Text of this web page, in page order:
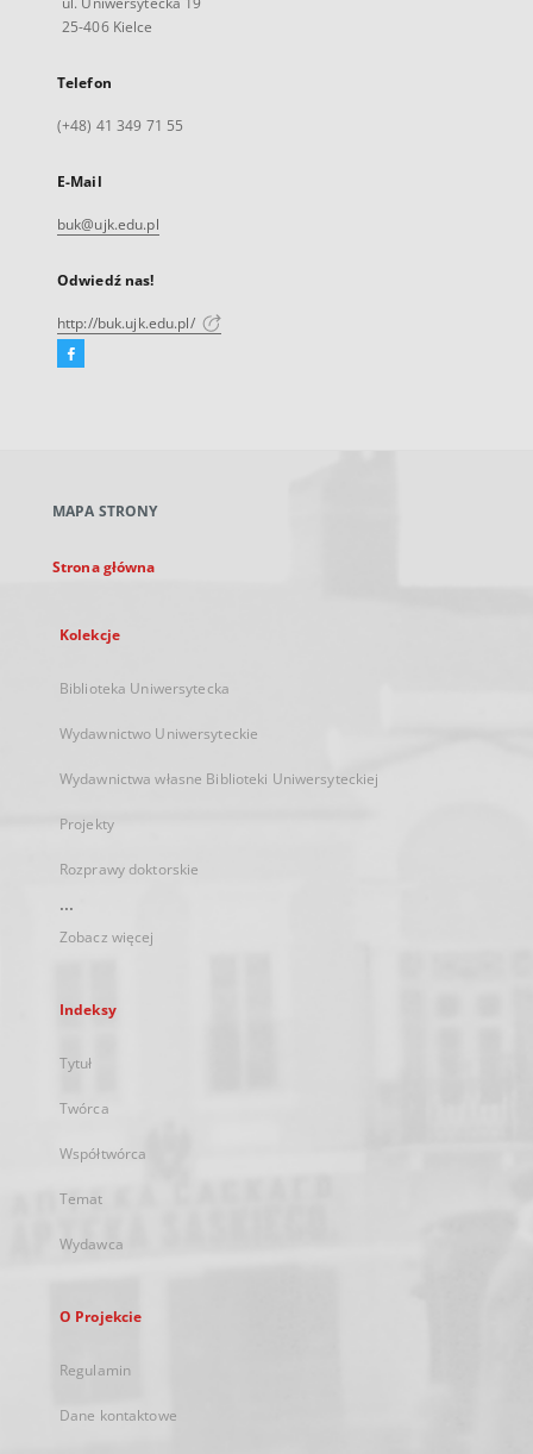
25-406 Kielce
Telefon
(+48) 41 349 71 55
E-Mail
buk@ujk.edu.pl
Odwiedź nas!
http://buk.ujk.edu.pl/
Facebook
karcie
MAPA STRONY
Strona główna
Kolekcje
Biblioteka Uniwersytecka
Wydawnictwo Uniwersyteckie
Wydawnictwa własne Biblioteki Uniwersyteckiej
Projekty
Rozprawy doktorskie
...
Zobacz więcej
Indeksy
Tytuł
Twórca
Współtwórca
Temat
Wydawca
O Projekcie
Regulamin
Dane kontaktowe